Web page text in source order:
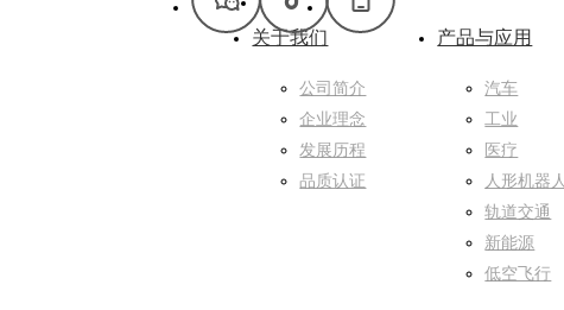
关于我们
公司简介
企业理念
发展历程
品质认证
产品与应用
汽车
工业
医疗
人形机器人
轨道交通
新能源
低空飞行